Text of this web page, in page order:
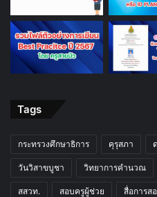
Tags
กระทรวงศึกษาธิการ คุรุสภา
วันวิสาขบูชา วิทยาการคำนวณ
สสวท. สอบครูผู้ช่วย สื่อการส